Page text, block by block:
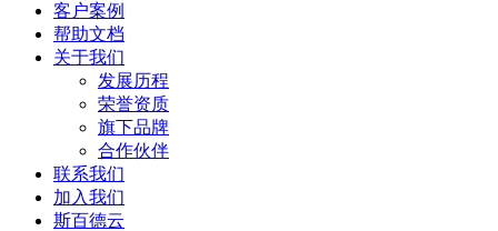
客户案例
帮助文档
关于我们
发展历程
荣誉资质
旗下品牌
合作伙伴
联系我们
加入我们
斯百德云